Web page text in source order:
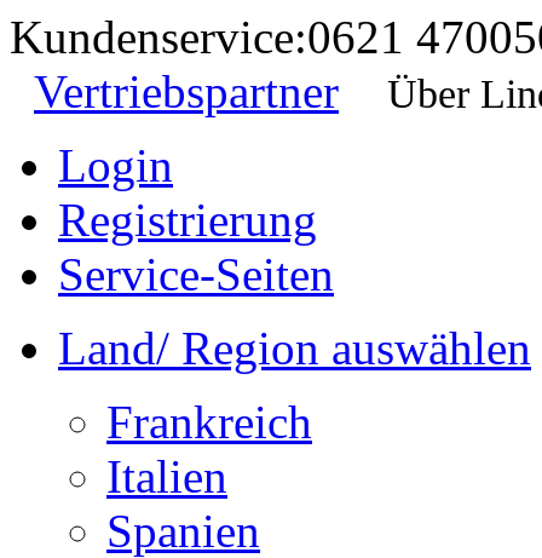
Kundenservice:0621
Vertriebspartner
Über
Login
Registrierung
Service-Seiten
Land/ Region auswählen
Frankreich
Italien
Spanien